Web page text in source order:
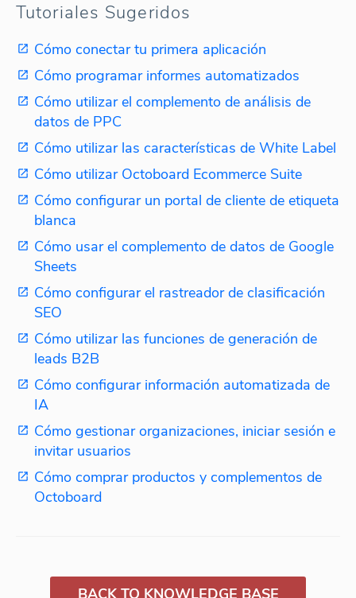
Tutoriales Sugeridos
Cómo conectar tu primera aplicación
Cómo programar informes automatizados
Cómo utilizar el complemento de análisis de
datos de PPC
Cómo utilizar las características de White Label
Cómo utilizar Octoboard Ecommerce Suite
Cómo configurar un portal de cliente de etiqueta
blanca
Cómo usar el complemento de datos de Google
Sheets
Cómo configurar el rastreador de clasificación
SEO
Cómo utilizar las funciones de generación de
leads B2B
Cómo configurar información automatizada de
IA
Cómo gestionar organizaciones, iniciar sesión e
invitar usuarios
Cómo comprar productos y complementos de
Octoboard
BACK TO KNOWLEDGE BASE